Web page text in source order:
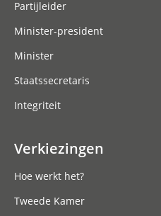
Partijleider
Minister-president
Minister
Staatssecretaris
Integriteit
Verkiezingen
Hoe werkt het?
Tweede Kamer